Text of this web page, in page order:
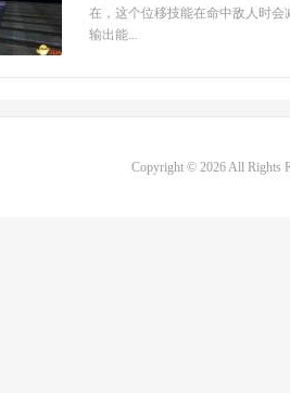
在，这个位移技能在命中敌人时
输出能...
Copyright © 2026 All Rights